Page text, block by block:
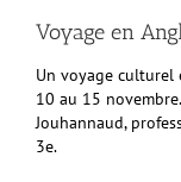
Voyage en
Un voyage
10 au 15
Jouhannaud,
3e.